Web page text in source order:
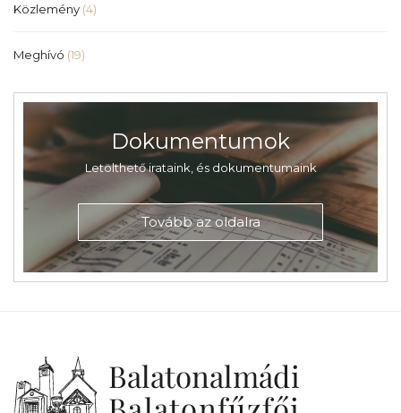
Közlemény (4)
Meghívó (19)
Dokumentumok
Letölthető irataink, és dokumentumaink
Tovább az oldalra